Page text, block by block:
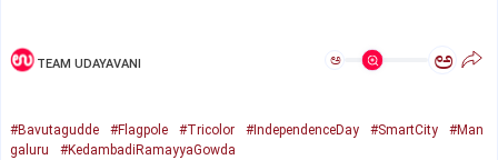
TEAM UDAYAVANI ಅ ಅ
#Bavutagudde #Flagpole #Tricolor #IndependenceDay #SmartCity
#Man
galuru
#KedambadiRamayyaGowda